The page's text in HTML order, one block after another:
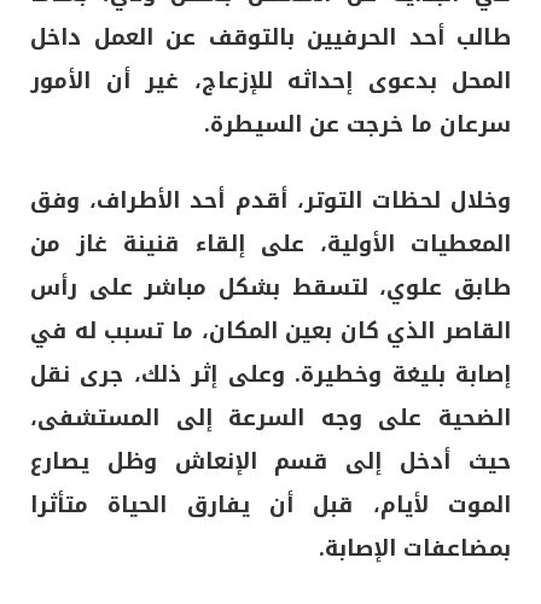
طالب أحد الحرفيين بالتوقف عن العمل داخل
المحل بدعوى إحداثه للإزعاج، غير أن الأمور
سرعان ما خرجت عن السيطرة.
وخلال لحظات التوتر، أقدم أحد الأطراف، وفق
المعطيات الأولية، على إلقاء قنينة غاز من
طابق علوي، لتسقط بشكل مباشر على رأس
القاصر الذي كان بعين المكان، ما تسبب له في
إصابة بليغة وخطيرة. وعلى إثر ذلك، جرى نقل
الضحية على وجه السرعة إلى المستشفى،
حيث أدخل إلى قسم الإنعاش وظل يصارع
الموت لأيام، قبل أن يفارق الحياة متأثرا
بمضاعفات الإصابة.